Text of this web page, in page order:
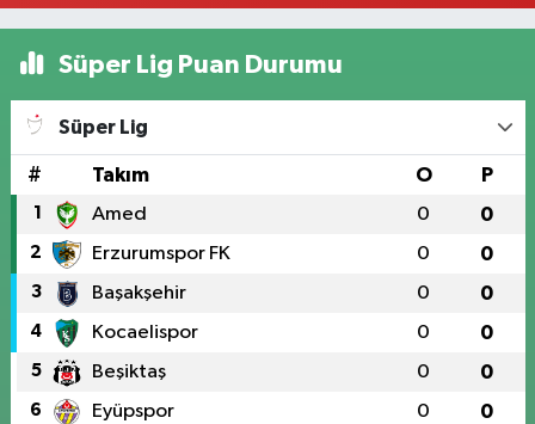
Süper Lig Puan Durumu
Süper Lig
# Takım O P
1 Amed 0 0
2 Erzurumspor FK 0 0
3 Başakşehir 0 0
4 Kocaelispor 0 0
5 Beşiktaş 0 0
6 Eyüpspor 0 0